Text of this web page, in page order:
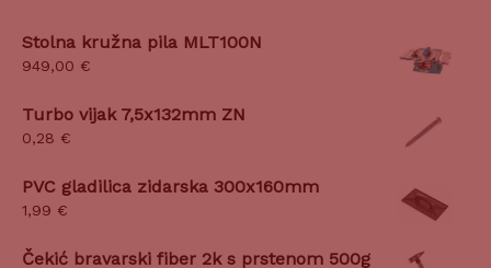
Stolna kružna pila MLT100N
949,00 €
Turbo vijak 7,5x132mm ZN
0,28 €
PVC gladilica zidarska 300x160mm
1,99 €
Čekić bravarski fiber 2k s prstenom 500g